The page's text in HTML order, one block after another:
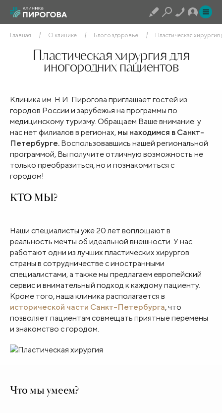
Главная О клинике Блог о здоровье Пластическая
Пластическая хирургия для
иногородних пациентов
Клиника им. Н.И. Пирогова приглашает гостей из
городов России и зарубежья на программы по
медицинскому туризму. Обращаем Ваше внимание: у
нас нет филиалов в регионах, мы находимся в Санкт-
Петербурге. Воспользовавшись нашей региональной
программой, Вы получитеотличную возможность не
только преобразиться, но и познакомиться с
городом!
КТО МЫ?
Наши специалисты уже 20 лет воплощают в
реальность мечты об идеальной внешности. У нас
работают одни из лучших пластических хирургов
страны в сотрудничестве с иностранными
специалистами, а также мы предлагаем европейский
сервис и внимательный подход к каждому пациенту.
Кроме того, наша клиника располагается в
исторической части Санкт-Петербурга, что
позволяет пациентам совмещать приятные перемены
и знакомство с городом.
Что мы умеем?